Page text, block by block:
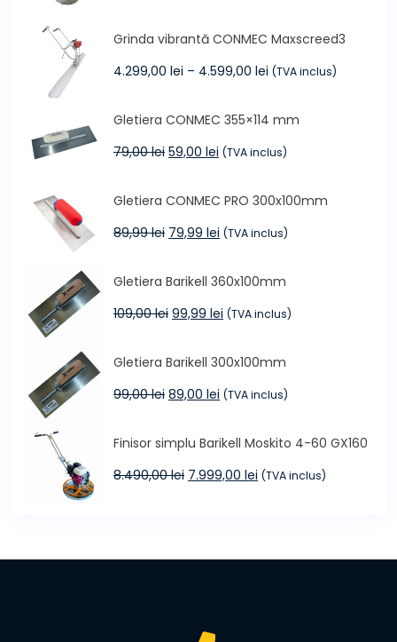
fost:
40,00 lei.
34,99 lei.
Grinda vibrantă CONMEC Maxscreed3
4.299,00 lei – 4.599,00 lei Interval
4.299,00 lei
până
(TVA inclus)
Gletiera CONMEC 355×114 mm
79,00lei Prețul
fost:
79,00 lei.
59,00 lei Prețul
59,00 lei.
(TVA inclus)
Gletiera CONMEC PRO 300x100mm
89,99lei Prețul
fost:
89,99 lei.
79,99 lei Prețul
79,99 lei.
(TVA inclus)
Gletiera Barikell 360x100mm
109,00lei Prețul
fost:
109,00 lei.
99,99 lei Prețul
99,99 lei.
(TVA inclus)
Gletiera Barikell 300x100mm
99,00lei Prețul
fost:
99,00 lei.
89,00 lei Prețul
89,00 lei.
(TVA inclus)
Finisor simplu Barikell Moskito 4-60 GX160
8.490,00lei Prețul
7.999,00 lei Prețul
(TVA inclus)